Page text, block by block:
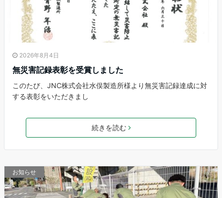
2026年8月4日
無災害記録表彰を受賞しました
このたび、JNC株式会社水俣製造所様より無災害記録達成に対
する表彰をいただきまし
続きを読む
お知らせ